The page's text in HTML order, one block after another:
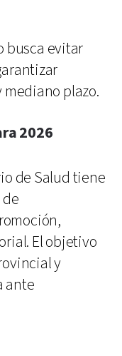
busca evitar
plazo.
2026
de Salud tiene
El objetivo
y
ante